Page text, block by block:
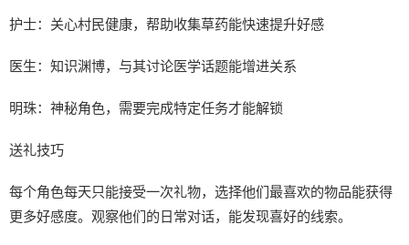
护士：关心村民健康，帮助收集草药能快速提升好感
医生：知识渊博，与其讨论医学话题能增进关系
明珠：神秘角色，需要完成特定任务才能解锁
送礼技巧
每个角色每天只能接受一次礼物，选择他们最喜欢的物品能获得
更多好感度。观察他们的日常对话，能发现喜好的线索。